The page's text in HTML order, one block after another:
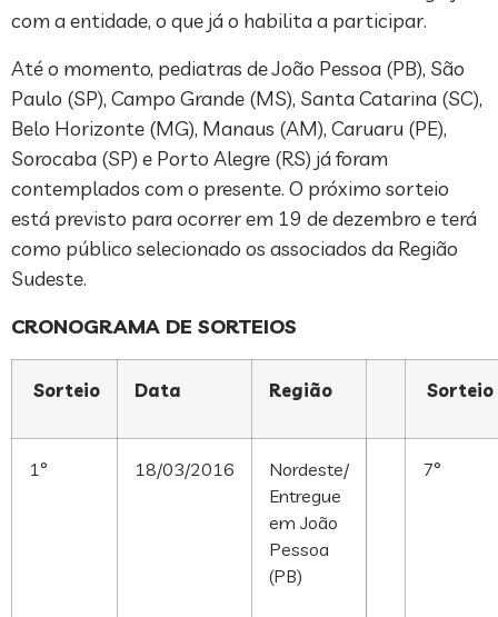
com a entidade, o que já o habilita a participar.
Até o momento, pediatras de João Pessoa (PB), São
Paulo (SP), Campo Grande (MS), Santa Catarina (SC),
Belo Horizonte (MG), Manaus (AM), Caruaru (PE),
Sorocaba (SP) e Porto Alegre (RS) já foram
contemplados com o presente. O próximo sorteio
está previsto para ocorrer em 19 de dezembro e terá
como público selecionado os associados da Região
Sudeste.
CRONOGRAMA DE SORTEIOS
Sorteio Data Região Sorteio
1° 18/03/2016
Nordeste/
Entregue
em João
Pessoa
(PB)
7°